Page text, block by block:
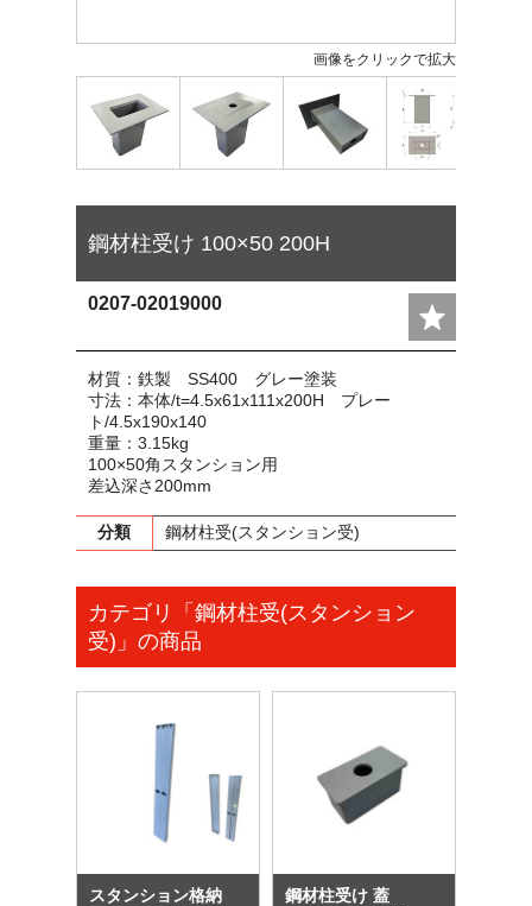
画像をクリックで拡大
鋼材柱受け 100×50 200H
0207-02019000
材質：鉄製 SS400 グレー塗装
寸法：本体/t=4.5x61x111x200H プレー
ト/4.5x190x140
重量：3.15kg
100×50角スタンション用
差込深さ200mm
分類 鋼材柱受(スタンション受)
カテゴリ「鋼材柱受(スタンション
受)」の商品
スタンション格納
鋼材柱受け 蓋